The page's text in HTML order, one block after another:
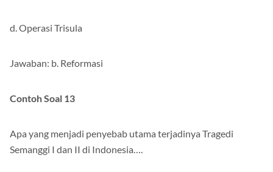
d. Operasi Trisula
Jawaban: b. Reformasi
Contoh Soal 13
Apa yang menjadi penyebab utama terjadinya Tragedi
Semanggi I dan II di Indonesia….